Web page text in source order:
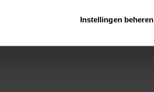
Instellingen beheren